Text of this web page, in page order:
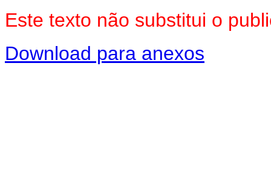
Este texto não substitui o
Download para anexos